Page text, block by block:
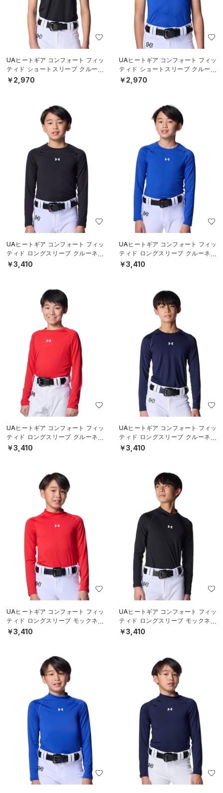
UAヒートギア コンフォート フィッ
ティド ショートスリーブ クルーネ
ック シャツ（ベースボール/BOY
￥2,970
UAヒートギア コンフォート フィッ
ティド ショートスリーブ クルーネ
ック シャツ（ベースボール/BOY
￥2,970
UAヒートギア コンフォート フィッ
ティド ロングスリーブ クルーネッ
ク シャツ（ベースボール/BOYS）
￥3,410
UAヒートギア コンフォート フィッ
ティド ロングスリーブ クルーネッ
ク シャツ（ベースボール/BOYS）
￥3,410
UAヒートギア コンフォート フィッ
ティド ロングスリーブ クルーネッ
ク シャツ（ベースボール/BOYS）
￥3,410
UAヒートギア コンフォート フィッ
ティド ロングスリーブ クルーネッ
ク シャツ（ベースボール/BOYS）
￥3,410
UAヒートギア コンフォート フィッ
ティド ロングスリーブ モックネッ
ク シャツ（ベースボール/BOYS）
￥3,410
UAヒートギア コンフォート フィッ
ティド ロングスリーブ モックネッ
ク シャツ（ベースボール/BOYS）
￥3,410